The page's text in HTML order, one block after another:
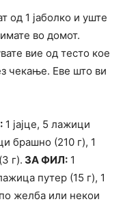
од 1 јаболко и уште
во домот.
вие од тесто кое
чекање. Еве што ви
1 јајце, 5 лажици
брашно (210 г), 1
г). ЗА ФИЛ: 1
путер (15 г), 1
желба или некои